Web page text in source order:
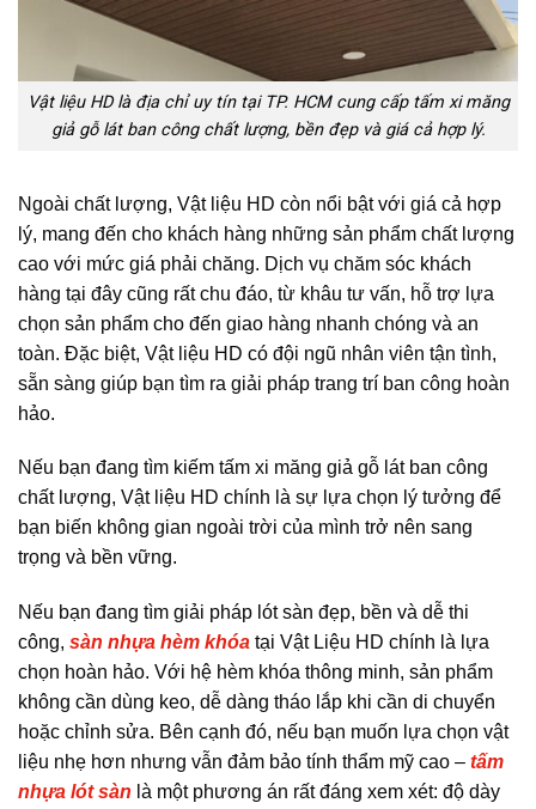
Vật liệu HD là địa chỉ uy tín tại TP. HCM cung cấp tấm xi măng
giả gỗ lát ban công chất lượng, bền đẹp và giá cả hợp lý.
Ngoài chất lượng, Vật liệu HD còn nổi bật với giá cả hợp
lý, mang đến cho khách hàng những sản phẩm chất lượng
cao với mức giá phải chăng. Dịch vụ chăm sóc khách
hàng tại đây cũng rất chu đáo, từ khâu tư vấn, hỗ trợ lựa
chọn sản phẩm cho đến giao hàng nhanh chóng và an
toàn. Đặc biệt, Vật liệu HD có đội ngũ nhân viên tận tình,
sẵn sàng giúp bạn tìm ra giải pháp trang trí ban công hoàn
hảo.
Nếu bạn đang tìm kiếm tấm xi măng giả gỗ lát ban công
chất lượng, Vật liệu HD chính là sự lựa chọn lý tưởng để
bạn biến không gian ngoài trời của mình trở nên sang
trọng và bền vững.
Nếu bạn đang tìm giải pháp lót sàn đẹp, bền và dễ thi
công, sàn nhựa hèm khóa tại Vật Liệu HD chính là lựa
chọn hoàn hảo. Với hệ hèm khóa thông minh, sản phẩm
không cần dùng keo, dễ dàng tháo lắp khi cần di chuyển
hoặc chỉnh sửa. Bên cạnh đó, nếu bạn muốn lựa chọn vật
liệu nhẹ hơn nhưng vẫn đảm bảo tính thẩm mỹ cao – tấm
nhựa lót sàn là một phương án rất đáng xem xét: độ dày